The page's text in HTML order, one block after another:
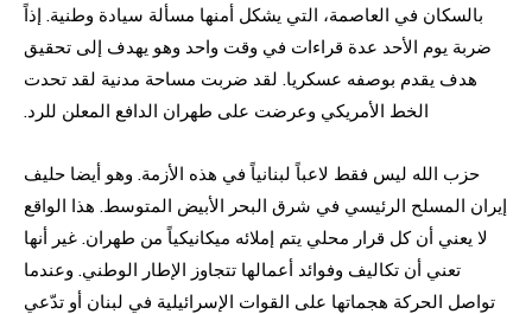
بالسكان في العاصمة، التي يشكل أمنها مسألة سيادة وطنية. إذاً
ضربة يوم الأحد عدة قراءات في وقت واحد وهو يهدف إلى تحقيق
هدف يقدم بوصفه عسكريا. لقد ضربت مساحة مدنية لقد تحدت
الخط الأمريكي وعرضت على طهران الدافع المعلن للرد.
حزب الله ليس فقط لاعباً لبنانياً في هذه الأزمة. وهو أيضا حليف
إيران المسلح الرئيسي في شرق البحر الأبيض المتوسط. هذا الواقع
لا يعني أن كل قرار محلي يتم إملائه ميكانيكياً من طهران. غير أنها
تعني أن تكاليف وفوائد أعمالها تتجاوز الإطار الوطني. وعندما
تواصل الحركة هجماتها على القوات الإسرائيلية في لبنان أو تدّعي